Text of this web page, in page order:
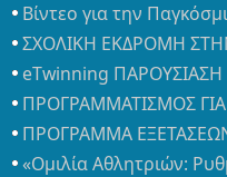
Βίντεο για την
ΣΧΟΛΙΚΗ ΕΚΔΡΟΜΗ
eTwinning
ΠΡΟΓΡΑΜΜΑΤΙΣΜΟΣ
ΠΡΟΓΡΑΜΜΑ
«Ομιλία Αθλητριών: